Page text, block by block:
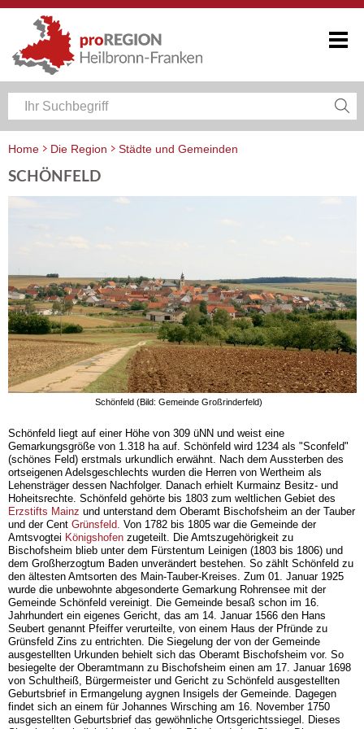
Home Die Region Städte und Gemeinden
SCHÖNFELD
Schönfeld (Bild: Gemeinde Großrinderfeld)
Schönfeld liegt auf einer Höhe von 309 üNN und weist eine
Gemarkungsgröße von 1.318 ha auf. Schönfeld wird 1234 als "Sconfeld"
(schönes Feld) erstmals urkundlich erwähnt. Nach dem Aussterben des
ortseigenen Adelsgeschlechts wurden die Herren von Wertheim als
Lehensträger dessen Nachfolger. Danach erhielt Kurmainz Besitz- und
Hoheitsrechte. Schönfeld gehörte bis 1803 zum weltlichen Gebiet des
Erzstifts Mainz und unterstand dem Oberamt Bischofsheim an der Tauber
und der Cent Grünsfeld. Von 1782 bis 1805 war die Gemeinde der
Amtsvogtei Königshofen zugeteilt. Die Amtszugehörigkeit zu
Bischofsheim blieb unter dem Fürstentum Leinigen (1803 bis 1806) und
dem Großherzogtum Baden unverändert bestehen. So zählt Schönfeld zu
den ältesten Amtsorten des Main-Tauber-Kreises. Zum 01. Januar 1925
wurde die unbewohnte abgesonderte Gemarkung Rohrensee mit der
Gemeinde Schönfeld vereinigt. Die Gemeinde besaß schon im 16.
Jahrhundert ein eigenes Gericht, das am 14. Januar 1566 den Hans
Seubert genannt Pfeiffer verurteilte, von einem Haus der Pfründe zu
Grünsfeld Zins zu entrichten. Die Siegelung der von der Gemeinde
ausgestellten Urkunden behielt sich das Oberamt Bischofsheim vor. So
besiegelte der Oberamtmann zu Bischofsheim einen am 17. Januar 1698
von Schultheiß, Bürgermeister und Gericht zu Schönfeld ausgestellten
Geburtsbrief in Ermangelung aygnen Insigels der Gemeinde. Dagegen
findet sich an einem für Johannes Wirsching am 16. November 1750
ausgestellten Geburtsbrief das gewöhnliche Ortsgerichtssiegel. Dieses